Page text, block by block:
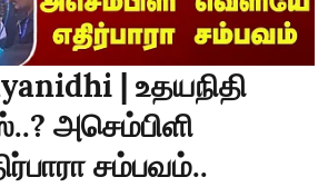
| உதயநிதி
அசெம்பிளி
சம்பவம்..